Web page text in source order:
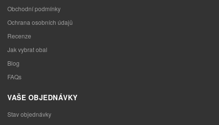
Obchodní podmínky
Ochrana osobních údajů
Recenze
Jak vybrat obal
Blog
FAQs
VAŠE OBJEDNÁVKY
Stav objednávky